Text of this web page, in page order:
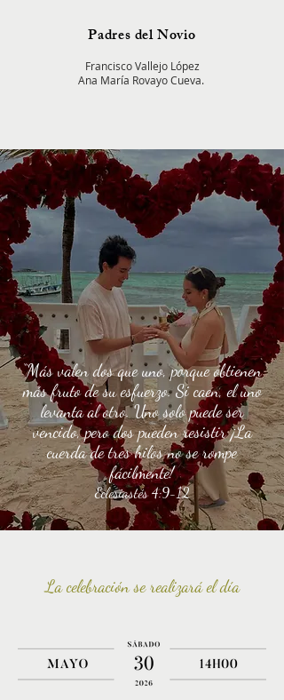
Padres del Novio
Francisco Vallejo López
Ana María Rovayo Cueva.
“Más valen dos que uno, porque obtienen
más fruto de su esfuerzo. Si caen, el uno
levanta al otro. Uno solo puede ser
vencido, pero dos pueden resistir ¡La
cuerda de tres hilos no se rompe
fácilmente!
Eclesiastés 4:9-12
Lacelebraciónse realizará el día